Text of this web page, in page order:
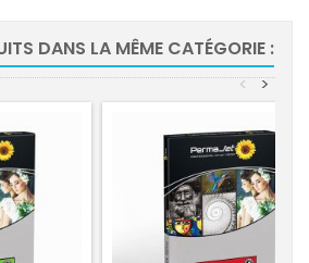
DANS LA MÊME CATÉGORIE :
>
<